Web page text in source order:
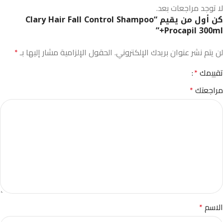
لا توجد مراجعات بعد.
كن أول من يقيم “Clary Hair Fall Control Shampoo
+Procapil 300ml”
لن يتم نشر عنوان بريدك الإلكتروني. الحقول الإلزامية مشار إليها بـ*
تقييمك*
مراجعتك*
الاسم*